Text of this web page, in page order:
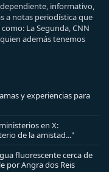
informativo,
a notas periodística que
La Segunda, CNN
además tenemos
y experiencias para
en X:
de la amistad..."
fluorescente cerca de
por Angra dos Reis